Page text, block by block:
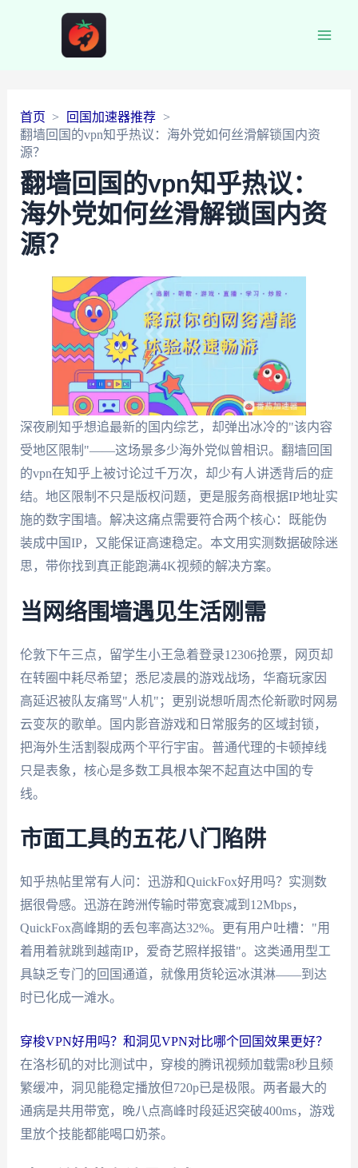
首页
回国加速器推荐
翻墙回国的vpn知乎热议：海外党如何丝滑解锁国内资
源？
翻墙回国的vpn知乎热议：
海外党如何丝滑解锁国内资
源？
深夜刷知乎想追最新的国内综艺，却弹出冰冷的"该内容
受地区限制"——这场景多少海外党似曾相识。翻墙回国
的vpn在知乎上被讨论过千万次，却少有人讲透背后的症
结。地区限制不只是版权问题，更是服务商根据IP地址实
施的数字围墙。解决这痛点需要符合两个核心：既能伪
装成中国IP，又能保证高速稳定。本文用实测数据破除迷
思，带你找到真正能跑满4K视频的解决方案。
当网络围墙遇见生活刚需
伦敦下午三点，留学生小王急着登录12306抢票，网页却
在转圈中耗尽希望；悉尼凌晨的游戏战场，华裔玩家因
高延迟被队友痛骂"人机"；更别说想听周杰伦新歌时网易
云变灰的歌单。国内影音游戏和日常服务的区域封锁，
把海外生活割裂成两个平行宇宙。普通代理的卡顿掉线
只是表象，核心是多数工具根本架不起直达中国的专
线。
市面工具的五花八门陷阱
知乎热帖里常有人问：迅游和QuickFox好用吗？实测数
据很骨感。迅游在跨洲传输时带宽衰减到12Mbps，
QuickFox高峰期的丢包率高达32%。更有用户吐槽："用
着用着就跳到越南IP，爱奇艺照样报错"。这类通用型工
具缺乏专门的回国通道，就像用货轮运冰淇淋——到达
时已化成一滩水。
穿梭VPN好用吗？和洞见VPN对比哪个回国效果更好？
在洛杉矶的对比测试中，穿梭的腾讯视频加载需8秒且频
繁缓冲，洞见能稳定播放但720p已是极限。两者最大的
通病是共用带宽，晚八点高峰时段延迟突破400ms，游戏
里放个技能都能喝口奶茶。